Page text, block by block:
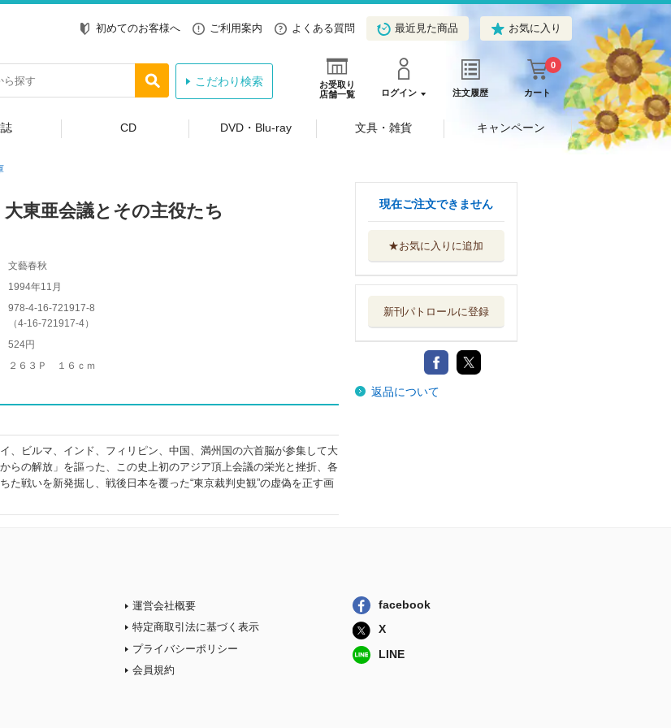
初めてのお客様へ ご利用案内 よくある質問 最近見た商品 お気に入り
お受取り
店舗一覧
ログイン 注文履歴 カート
0
こだわり検索
CD DVD・Blu-ray 文具・雑貨 キャンペーン
東亜会議とその主役たち
文藝春秋
1994年11月
978-4-16-721917-8
（4-16-721917-4）
524円
２６３Ｐ １６ｃｍ
、ビルマ、インド、フィリピン、中国、満州国の六首脳が参集して大
らの解放」を謳った、この史上初のアジア頂上会議の栄光と挫折、各
た戦いを新発掘し、戦後日本を覆った“東京裁判史観”の虚偽を正す画
現在ご注文できません
★お気に入りに追加
新刊パトロールに登録
返品について
運営会社概要
特定商取引法に基づく表示
プライバシーポリシー
会員規約
facebook
X
LINE